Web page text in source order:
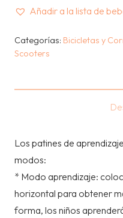
SKATE
-
2
cantidad
Añadir a la lista de
Categorías: Bicicletas y
Scooters
Los patines de
modos:
* Modo aprendizaje:
horizontal para obtener
forma, los niños